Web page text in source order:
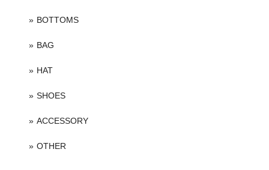
BOTTOMS
BAG
HAT
SHOES
ACCESSORY
OTHER